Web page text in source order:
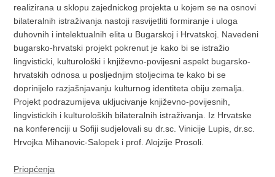
realizirana u sklopu zajednickog projekta u kojem se na osnovi
bilateralnih istraživanja nastoji rasvijetliti formiranje i uloga
duhovnih i intelektualnih elita u Bugarskoj i Hrvatskoj. Navedeni
bugarsko-hrvatski projekt pokrenut je kako bi se istražio
lingvisticki, kulturološki i književno-povijesni aspekt bugarsko-
hrvatskih odnosa u posljednjim stoljecima te kako bi se
doprinijelo razjašnjavanju kulturnog identiteta obiju zemalja.
Projekt podrazumijeva ukljucivanje književno-povijesnih,
lingvistickih i kulturoloških bilateralnih istraživanja. Iz Hrvatske
na konferenciji u Sofiji sudjelovali su dr.sc. Vinicije Lupis, dr.sc.
Hrvojka Mihanovic-Salopek i prof. Alojzije Prosoli.
Priopćenja